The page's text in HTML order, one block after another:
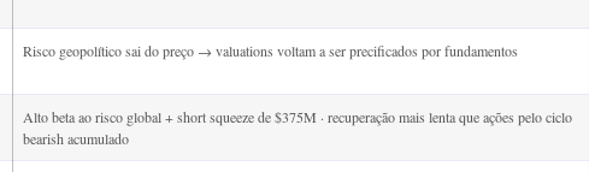
Risco geopolítico sai do preço → valuations voltam a ser precificados por fundamentos
Alto beta ao risco global + short squeeze de $375M · recuperação mais lenta que ações pelo ciclo
bearish acumulado